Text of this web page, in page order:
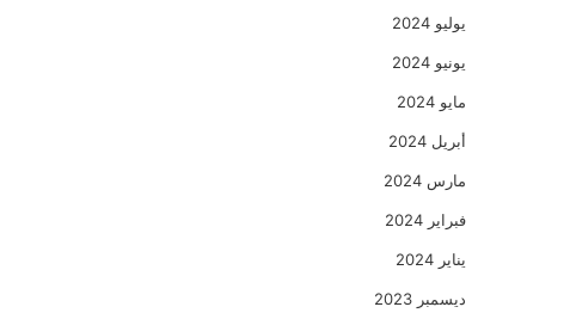
يوليو 2024
يونيو 2024
مايو 2024
أبريل 2024
مارس 2024
فبراير 2024
يناير 2024
ديسمبر 2023